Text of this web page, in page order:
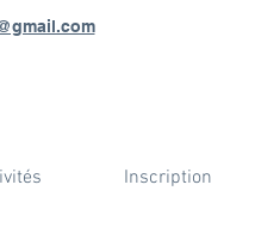
Inscription